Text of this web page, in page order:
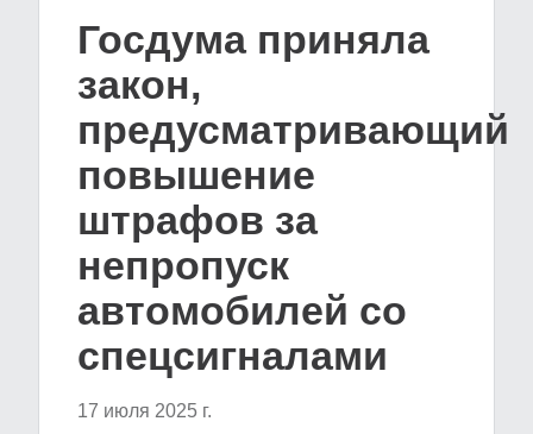
Госдума приняла
закон,
предусматривающий
повышение
штрафов за
непропуск
автомобилей со
спецсигналами
17 июля 2025 г.